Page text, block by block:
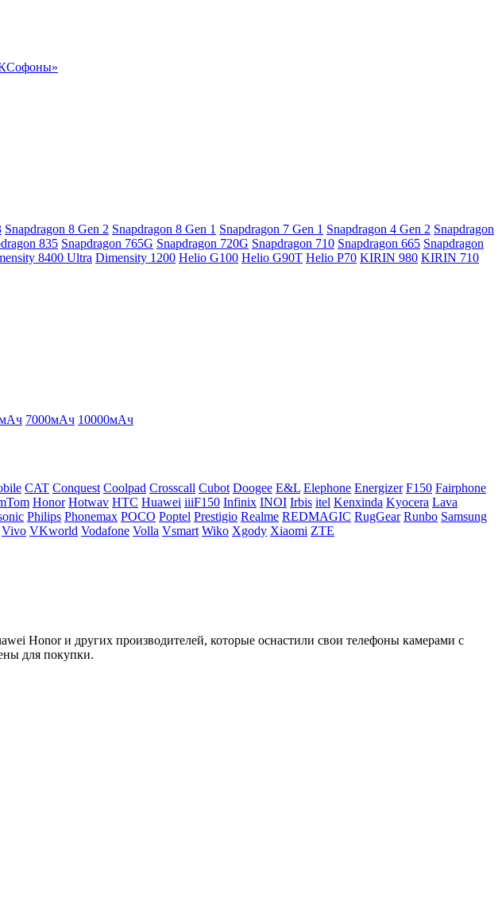
Snapdragon 8 Gen 2 Snapdragon 8 Gen 1 Snapdragon 7 Gen 1 Snapdragon 4 Gen 2 Snapdragon
835 Snapdragon 765G Snapdragon 720G Snapdragon 710 Snapdragon 665 Snapdragon
8400 Ultra Dimensity 1200 Helio G100 Helio G90T Helio P70 KIRIN 980 KIRIN 710
7000мАч 10000мАч
CAT Conquest Coolpad Crosscall Cubot Doogee E&L Elephone Energizer F150 Fairphone
Honor Hotwav HTC Huawei iiiF150 Infinix INOI Irbis itel Kenxinda Kyocera Lava
Philips Phonemax POCO Poptel Prestigio Realme REDMAGIC RugGear Runbo Samsung
Vivo VKworld Vodafone Volla Vsmart Wiko Xgody Xiaomi ZTE
Honor и других производителей, которые оснастили свои телефоны камерами с
для покупки.